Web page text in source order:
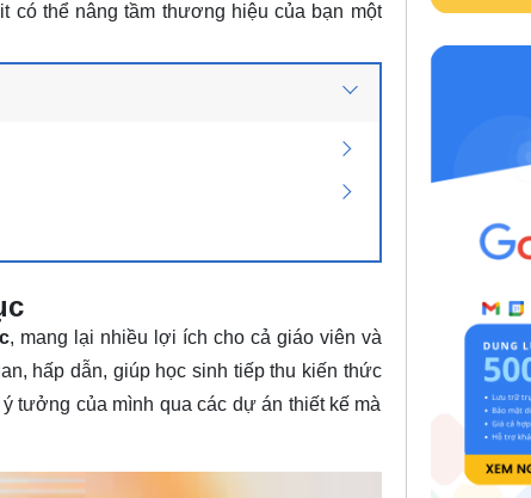
có thể nâng tầm thương hiệu của bạn một
, mang lại nhiều lợi ích cho cả giáo viên và
hấp dẫn, giúp học sinh tiếp thu kiến thức
tưởng của mình qua các dự án thiết kế mà